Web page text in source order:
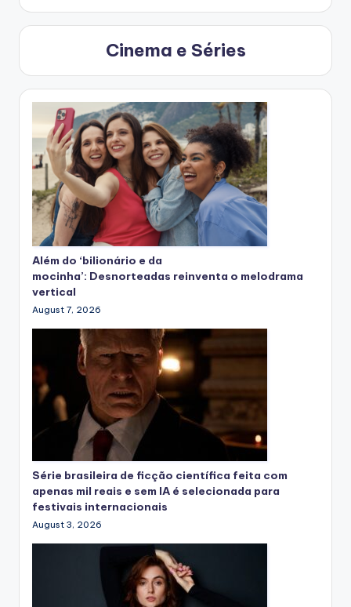
Cinema e Séries
Além do ‘bilionário e da
mocinha’: Desnorteadas reinventa o melodrama
vertical
August 7, 2026
Série brasileira de ficção científica feita com
apenas mil reais e sem IA é selecionada para
festivais internacionais
August 3, 2026